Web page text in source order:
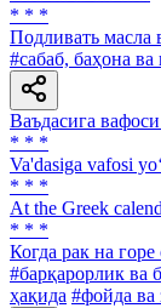
* * *
Подливать масла
#сабаб, баҳона
Ваъдасига
* * *
Va'dasiga vafosi
* * *
At the Greek
* * *
Когда рак на горе
#барқарорлик ва
ҳақида #фойда ва